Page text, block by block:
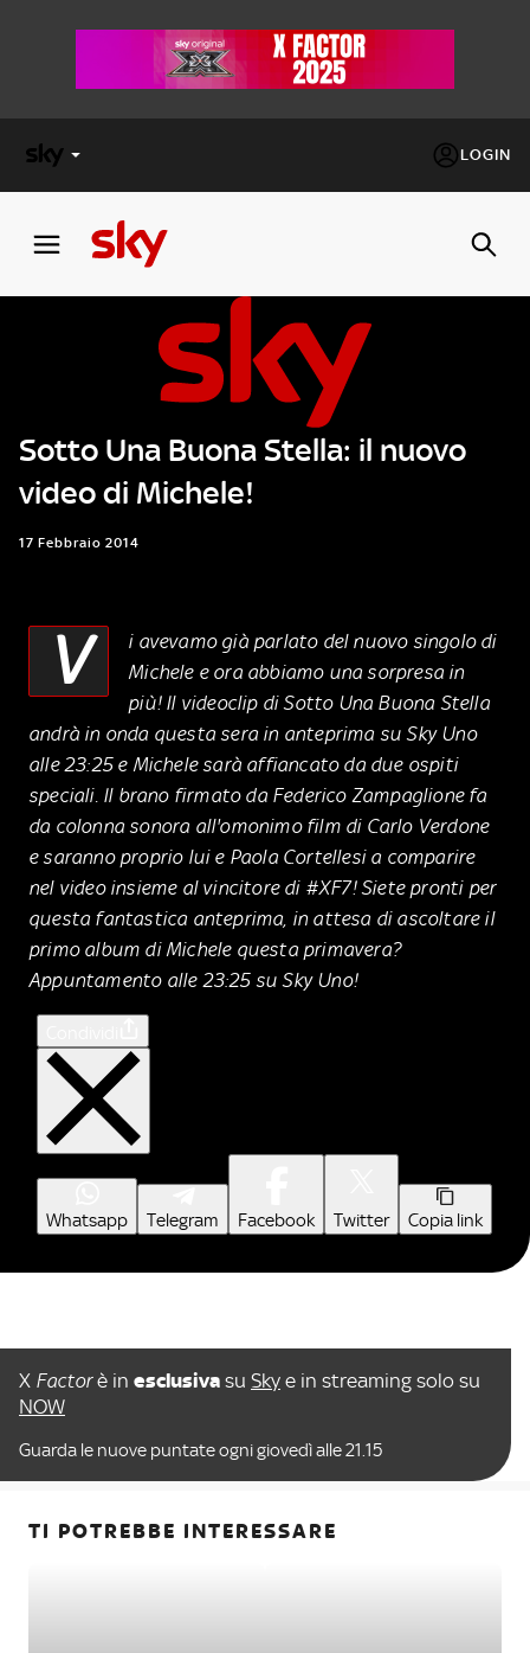
LOGIN
FACTOR
Cos’altro vedere:
PROGRAMMI SKY
Un mondo di offerte:
SKY.IT
Sotto Una Buona Stella: il nuovo
video di Michele!
17 Febbraio 2014
V
i avevamo già parlato del nuovo singolo di
Michele e ora abbiamo una sorpresa in
più! Il videoclip di Sotto Una Buona Stella
andrà in onda questa sera in anteprima su Sky Uno
alle 23:25 e Michele sarà affiancato da due ospiti
speciali. Il brano firmato da Federico Zampaglione fa
da colonna sonora all'omonimo film di Carlo Verdone
e saranno proprio lui e Paola Cortellesi a comparire
nel video insieme al vincitore di #XF7! Siete pronti per
questa fantastica anteprima, in attesa di ascoltare il
primo album di Michele questa primavera?
Appuntamento alle 23:25 su Sky Uno!
Whatsapp Telegram Facebook Twitter Copia link
X Factorè in esclusiva su Sky e in streaming solo su
NOW
Guarda le nuove puntate ogni giovedì alle 21.15
TI POTREBBE INTERESSARE